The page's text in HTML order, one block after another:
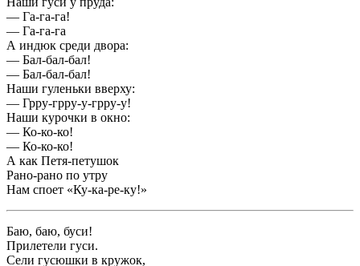
— Га-га-га!
— Га-га-га
А индюк среди двора:
— Бал-бал-бал!
— Бал-бал-бал!
Наши гуленьки вверху:
— Грру-грру-у-грру-у!
Наши курочки в окно:
— Ко-ко-ко!
— Ко-ко-ко!
А как Петя-петушок
Рано-рано по утру
Нам споет «Ку-ка-ре-ку!»
Баю, баю, буси!
Прилетели гуси.
Сели гусюшки в кружок,